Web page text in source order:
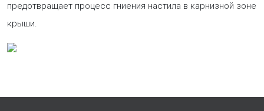
предотвращает процесс гниения настила в карнизной зоне
крыши.